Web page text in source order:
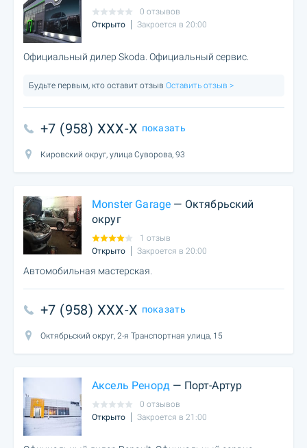
0 отзывов
Открыто
Закроется в 20:00
Официальный дилер Skoda. Официальный сервис.
Будьте первым, кто оставит отзыв Оставить отзыв >
+7 (958) XXX-X показать
Кировский округ, улица Суворова, 93
Monster Garage — Октябрьский
округ
1 отзыв
Открыто
Закроется в 20:00
Автомобильная мастерская.
+7 (958) XXX-X показать
Октябрьский округ, 2-я Транспортная улица, 15
Аксель Ренорд — Порт-Артур
0 отзывов
Открыто
Закроется в 21:00